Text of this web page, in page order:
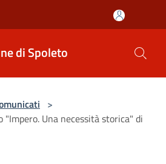
di Spoleto
>
"Impero. Una necessità storica" di